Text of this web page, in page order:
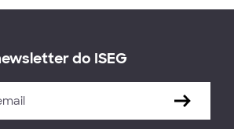
do ISEG